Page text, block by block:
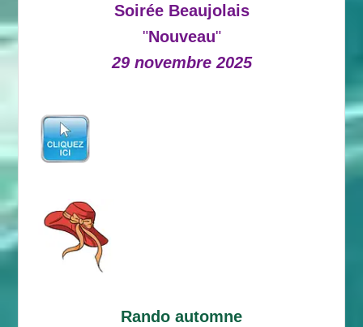
Soirée Beaujolais
"Nouveau"
29 novembre 2025
Rando automne